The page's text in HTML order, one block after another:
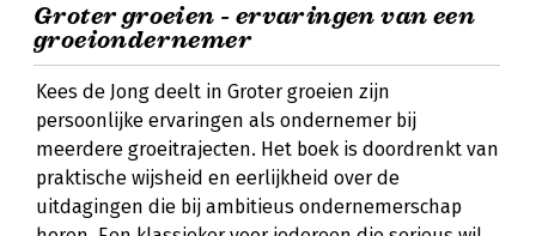
Groter groeien - ervaringen van een
groeiondernemer
Kees de Jong deelt in Groter groeien zijn
persoonlijke ervaringen als ondernemer bij
meerdere groeitrajecten. Het boek is doordrenkt van
praktische wijsheid en eerlijkheid over de
uitdagingen die bij ambitieus ondernemerschap